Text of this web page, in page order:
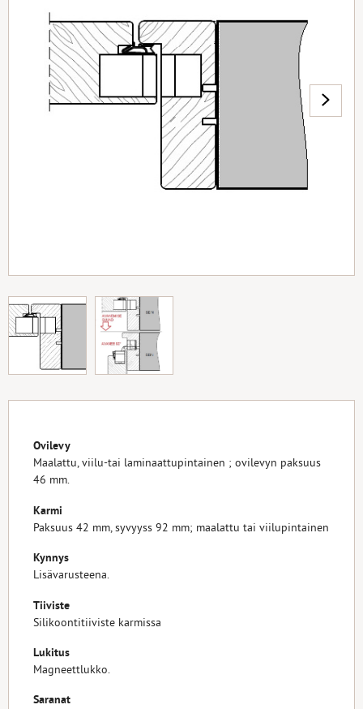
Ovilevy
Maalattu, viilu-tai laminaattupintainen ; ovilevyn paksuus
46 mm.
Karmi
Paksuus 42 mm, syvyyss 92 mm; maalattu tai viilupintainen
Kynnys
Lisävarusteena.
Tiiviste
Silikoontitiiviste karmissa
Lukitus
Magneettlukko.
Saranat